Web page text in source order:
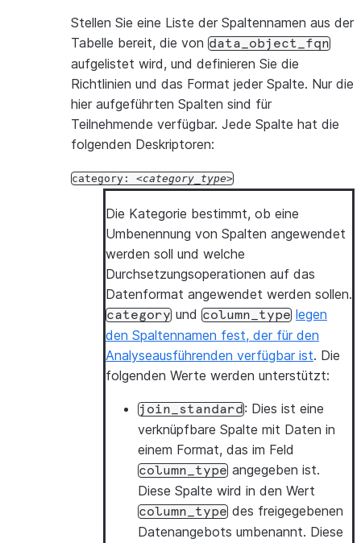
Stellen Sie eine Liste der Spaltennamen aus der
Tabelle bereit, die von data_object_fqn
aufgelistet wird, und definieren Sie die
Richtlinien und das Format jeder Spalte. Nur die
hier aufgeführten Spalten sind für
Teilnehmende verfügbar. Jede Spalte hat die
folgenden Deskriptoren:
category: category_type
Die Kategorie bestimmt, ob eine
Umbenennung von Spalten angewendet
werden soll und welche
Durchsetzungsoperationen auf das
Datenformat angewendet werden sollen.
category und column_type legen
den Spaltennamen fest, der für den
Analyseausführenden verfügbar ist. Die
folgenden Werte werden unterstützt:
join_standard: Dies ist eine
verknüpfbare Spalte mit Daten in
einem Format, das im Feld
column_type angegeben ist.
Diese Spalte wird in den Wert
column_type des freigegebenen
Datenangebots umbenannt. Diese